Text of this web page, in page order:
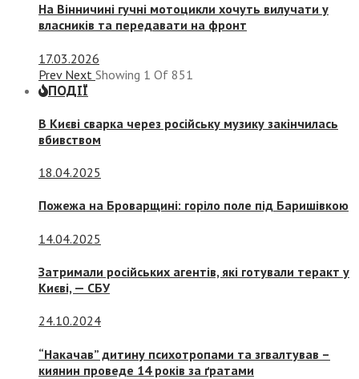
На Вінничині гучні мотоцикли хочуть вилучати у
власників та передавати на фронт
17.03.2026
Prev Next Showing 1 Of 851
ПОДІЇ
В Києві сварка через російську музику закінчилась
вбивством
18.04.2025
Пожежа на Броварщині: горіло поле під Баришівкою
14.04.2025
Затримали російських агентів, які готували теракт у
Києві, — СБУ
24.10.2024
“Накачав” дитину психотропами та згвалтував –
киянин проведе 14 років за ґратами